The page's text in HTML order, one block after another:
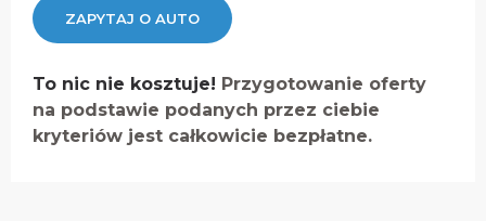
ZAPYTAJ O AUTO
To nic nie kosztuje! Przygotowanie oferty
na podstawie podanych przez ciebie
kryteriów jest całkowicie bezpłatne.